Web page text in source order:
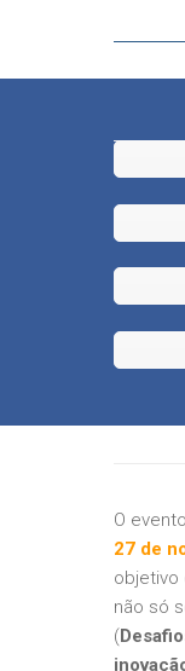
O
27 de
objetivo
não só
(